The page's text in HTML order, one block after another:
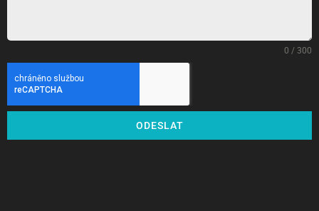
0 / 300
ODESLAT